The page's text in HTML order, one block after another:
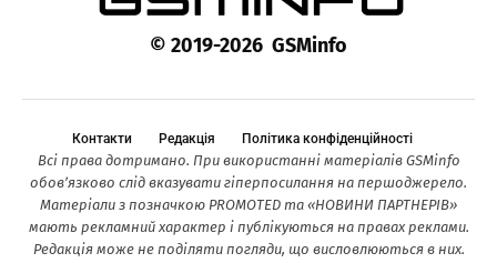
© 2019-2026 GSMinfo
Контакти Редакція Політика конфіденційності
Всі права дотримано. При використанні матеріалів GSMinfo
обов’язково слід вказувати гіперпосилання на першоджерело.
Матеріали з позначкою PROMOTED та «НОВИНИ ПАРТНЕРІВ»
мають рекламний характер і публікуються на правах реклами.
Редакція може не поділяти погляди, що висловлюються в них.